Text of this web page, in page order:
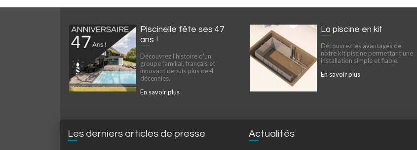
Piscinelle fête ses 47
ans !
Découvrez l'histoire d'un
groupe familial, français et
innovant depuis plus de 4
décennies.
En savoir plus
La piscine en kit
Découvrez les avantages de
notre kit piscine permettant une
installation simple et fiable.
En savoir plus
Les derniers articles de presse Actualités